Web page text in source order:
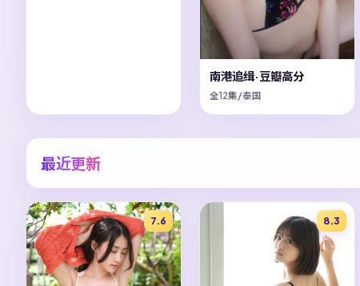
南港追缉·豆瓣高分
全12集/泰国
最近更新
7.6 8.3